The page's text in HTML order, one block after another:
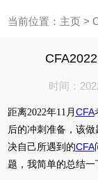
当前位置： 主页>
时间：
距离2022年11月 CFA
后的冲刺准备，该
决自己所遇到的CFA
题，我简单的总结一